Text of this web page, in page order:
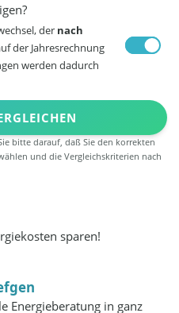
der nach
der Jahresrechnung
werden dadurch
bitte darauf, daß Sie den korrekten
und die Vergleichskriterien nach
sparen!
Energieberatung in ganz